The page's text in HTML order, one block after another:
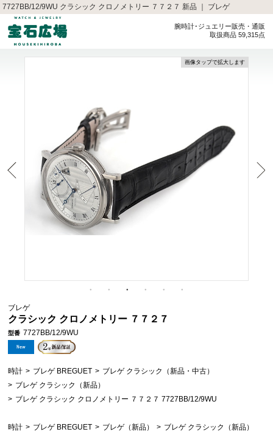
7727BB/12/9WU クラシック クロノメトリー ７７２７ 新品 ｜ ブレゲ
腕時計･ジュエリー販売・通販
取扱商品 59,315点
画像タップで拡大します
ブレゲ
クラシック クロノメトリー ７７２７
型番 7727BB/12/9WU
時計 > ブレゲ BREGUET > ブレゲ クラシック（新品・中古）
> ブレゲ クラシック（新品）
> ブレゲ クラシック クロノメトリー ７７２７ 7727BB/12/9WU
時計 > ブレゲ BREGUET > ブレゲ（新品） > ブレゲ クラシック（新品）